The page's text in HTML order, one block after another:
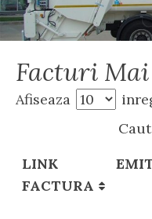
Facturi Mai
Afiseaza
LINK
FACTURA